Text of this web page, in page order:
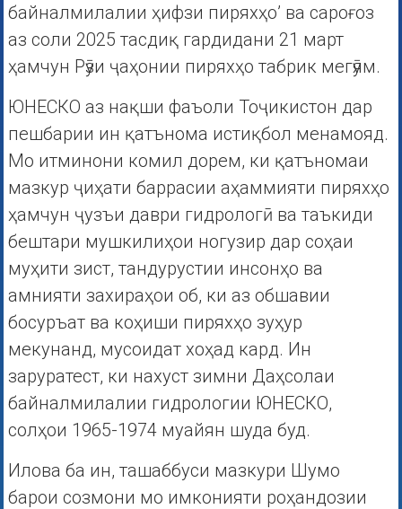
байналмилалии ҳифзи пиряхҳо’ ва сароғоз
аз соли 2025 тасдиқ гардидани 21 март
ҳамчун Рӯзи ҷаҳонии пиряхҳо табрик мегӯям.
ЮНЕСКО аз нақши фаъоли Тоҷикистон дар
пешбарии ин қатънома истиқбол менамояд.
Мо итминони комил дорем, ки қатъномаи
мазкур ҷиҳати баррасии аҳаммияти пиряхҳо
ҳамчун ҷузъи даври гидрологӣ ва таъкиди
бештари мушкилиҳои ногузир дар соҳаи
муҳити зист, тандурустии инсонҳо ва
амнияти захираҳои об, ки аз обшавии
босуръат ва коҳиши пиряхҳо зуҳур
мекунанд, мусоидат хоҳад кард. Ин
заруратест, ки нахуст зимни Даҳсолаи
байналмилалии гидрологии ЮНЕСКО,
солҳои 1965-1974 муайян шуда буд.
Илова ба ин, ташаббуси мазкури Шумо
барои созмони мо имконияти роҳандозии